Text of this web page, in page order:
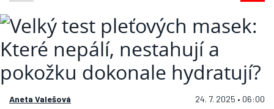
Aneta Valešová 24. 7. 2025 • 06:00